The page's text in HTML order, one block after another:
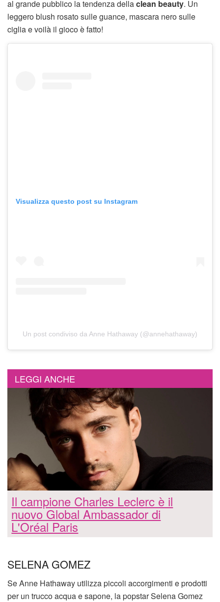
al grande pubblico la tendenza dellaclean beauty. Un
leggero blush rosato sulle guance, mascara nero sulle
ciglia e voilà il gioco è fatto!
Visualizza questo post su Instagram
Un post condiviso da Anne Hathaway (@annehathaway)
LEGGI ANCHE
Il campione Charles Leclerc è il
nuovo Global Ambassador di
L'Oréal Paris
SELENA GOMEZ
Se Anne Hathaway utilizza piccoli accorgimenti e prodotti
per un trucco acqua e sapone, la popstar Selena Gomez